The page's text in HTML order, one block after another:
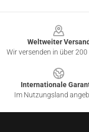
Weltweiter Versand
Wir versenden in über
Internationale
Im Nutzungsland